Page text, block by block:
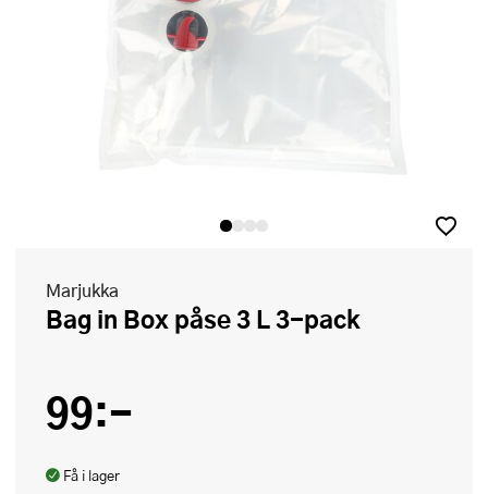
Marjukka
Bag in Box påse 3 L 3-pack
99:-
Få i lager